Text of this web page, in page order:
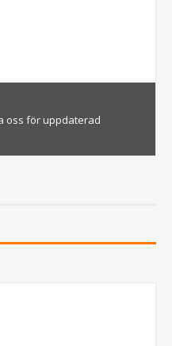
oss för uppdaterad